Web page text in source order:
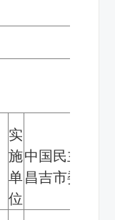
实
施
单
位
中国民主同盟
昌吉市委员会